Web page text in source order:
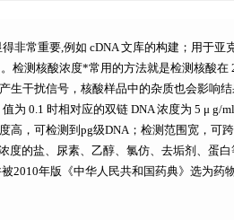
常重要,例如 cDNA 文库的构建；用于亚
检测核酸浓度*常用的方法就是检测核酸在
生干扰信号，核酸样品中的杂质也会影响
为 0.1 时相对应的双链 DNA 浓度为 5 μ g/ml
，可检测到pg级DNA；检测范围宽，可
度的盐、尿素、乙醇、氯仿、去垢剂、蛋
2010年版《中华人民共和国药典》选为药